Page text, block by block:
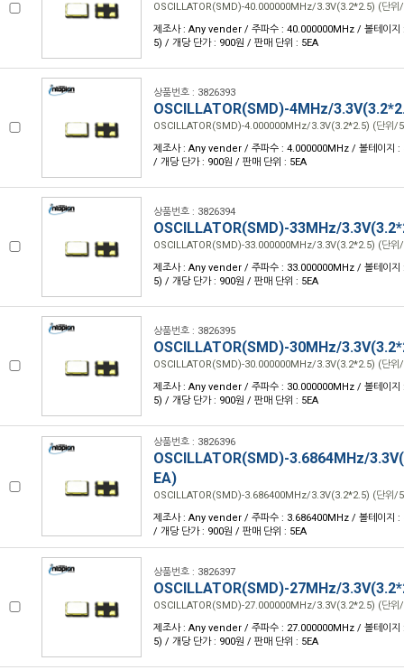
OSCILLATOR(SMD)-40.000000MHz/3.3V(3.2*2.5) (단위
제조사 : Any vender / 주파수 : 40.000000MHz / 볼테이
5) / 개당 단가 : 900원 / 판매 단위 : 5EA
상품번호 : 3826393
OSCILLATOR(SMD)-4MHz/
OSCILLATOR(SMD)-4.000000MHz/3.3V(3.2*2.5) (단위/
제조사 : Any vender / 주파수 : 4.000000MHz / 볼테이지
/ 개당 단가 : 900원 / 판매 단위 : 5EA
상품번호 : 3826394
OSCILLATOR(SMD)-33MHz/
OSCILLATOR(SMD)-33.000000MHz/3.3V(3.2*2.5) (단위
제조사 : Any vender / 주파수 : 33.000000MHz / 볼테이
5) / 개당 단가 : 900원 / 판매 단위 : 5EA
상품번호 : 3826395
OSCILLATOR(SMD)-30MHz/
OSCILLATOR(SMD)-30.000000MHz/3.3V(3.2*2.5) (단위
제조사 : Any vender / 주파수 : 30.000000MHz / 볼테이
5) / 개당 단가 : 900원 / 판매 단위 : 5EA
상품번호 : 3826396
OSCILLATOR(SMD)-3.6864MHz/
EA)
OSCILLATOR(SMD)-3.686400MHz/3.3V(3.2*2.5) (단위/
제조사 : Any vender / 주파수 : 3.686400MHz / 볼테이지
/ 개당 단가 : 900원 / 판매 단위 : 5EA
상품번호 : 3826397
OSCILLATOR(SMD)-27MHz/
OSCILLATOR(SMD)-27.000000MHz/3.3V(3.2*2.5) (단위
제조사 : Any vender / 주파수 : 27.000000MHz / 볼테이
5) / 개당 단가 : 900원 / 판매 단위 : 5EA